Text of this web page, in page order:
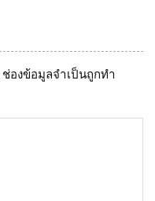
ช่องข้อมูลจำเป็นถูกทำ